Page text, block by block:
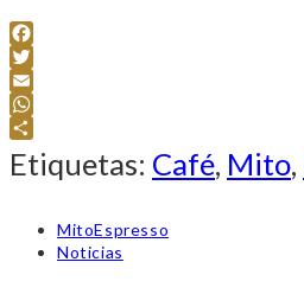
Facebook
Twitter
Email
WhatsApp
Compartir
Etiquetas: Café, Mito,
Autor
de
MitoEspresso
Categoría
Noticias